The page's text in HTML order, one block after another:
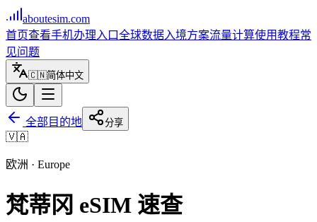
aboutesim.com
首页查看手机办理入口全球数据入境方案流量计算使用教程常
见问题
🇨🇳简体中文
全部目的地 分享
🇻🇦
欧洲 · Europe
梵蒂冈 eSIM 速查